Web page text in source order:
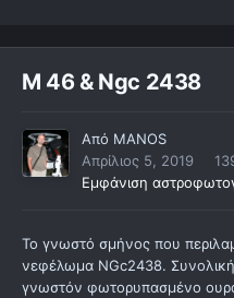
M 46 & Ngc 2438
Από MANOS
Απρίλιος 5, 2019
Εμφάνιση
To γνωστό σμήνος που
νεφέλωμα NGc2438.
γνωστόν φωτορυπασμένο